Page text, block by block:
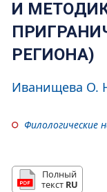
И
РЕГИОНА)
Иванищева О.
Филологические
Полный
текст RU